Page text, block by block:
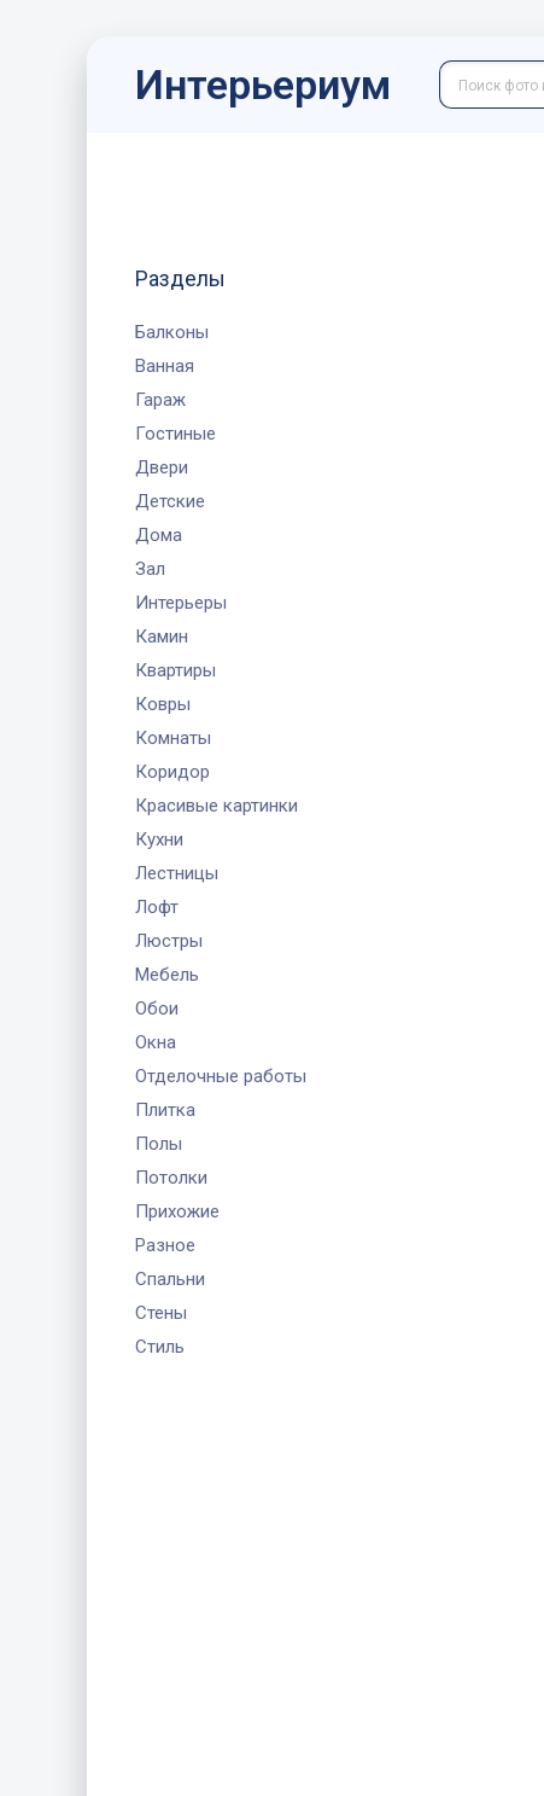
Интерьериум
Разделы
Балконы
Ванная
Гараж
Гостиные
Двери
Детские
Дома
Зал
Интерьеры
Камин
Квартиры
Ковры
Комнаты
Коридор
Красивые картинки
Кухни
Лестницы
Лофт
Люстры
Мебель
Обои
Окна
Отделочные работы
Плитка
Полы
Потолки
Прихожие
Разное
Спальни
Стены
Стиль